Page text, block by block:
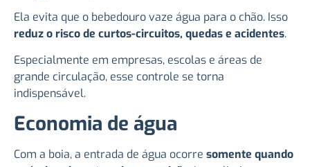
Ela evita que o bebedouro vaze água para o chão. Isso
reduz o risco de curtos-circuitos, quedas e acidentes.
Especialmente em empresas, escolas e áreas de
grande circulação, esse controle se torna
indispensável.
Economia de água
Com a boia, a entrada de água ocorre somente quando